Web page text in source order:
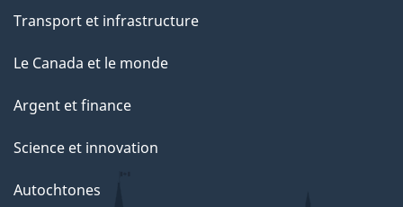
a
g
Transport et infrastructure
Le Canada et le monde
Argent et finance
Science et innovation
Autochtones